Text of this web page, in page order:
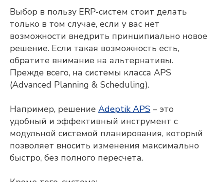
Выбор в пользу ERP-систем стоит делать
только в том случае, если у вас нет
возможности внедрить принципиально новое
решение. Если такая возможность есть,
обратите внимание на альтернативы.
Прежде всего, на системы класса APS
(Advanced Planning & Scheduling).
Например, решение Adeptik APS – это
удобный и эффективный инструмент с
модульной системой планирования, который
позволяет вносить изменения максимально
быстро, без полного пересчета.
ОТПРАВИТЬ
Исследования и разработка осуществляются
компанией «Адептик Плюс» при грантовой
инновациям»и«Российского фонда развития
информационных технологий»